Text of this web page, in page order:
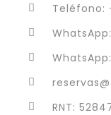
Teléfono:
RNT: